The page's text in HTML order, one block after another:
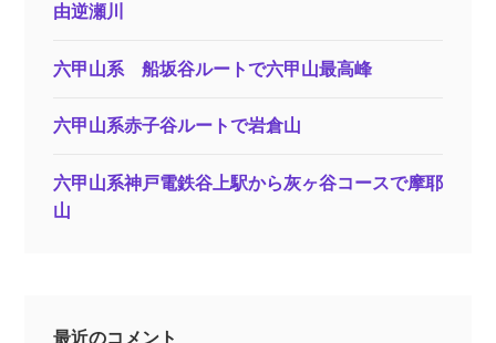
由逆瀬川
六甲山系 船坂谷ルートで六甲山最高峰
六甲山系赤子谷ルートで岩倉山
六甲山系神戸電鉄谷上駅から灰ヶ谷コースで摩耶
山
最近のコメント